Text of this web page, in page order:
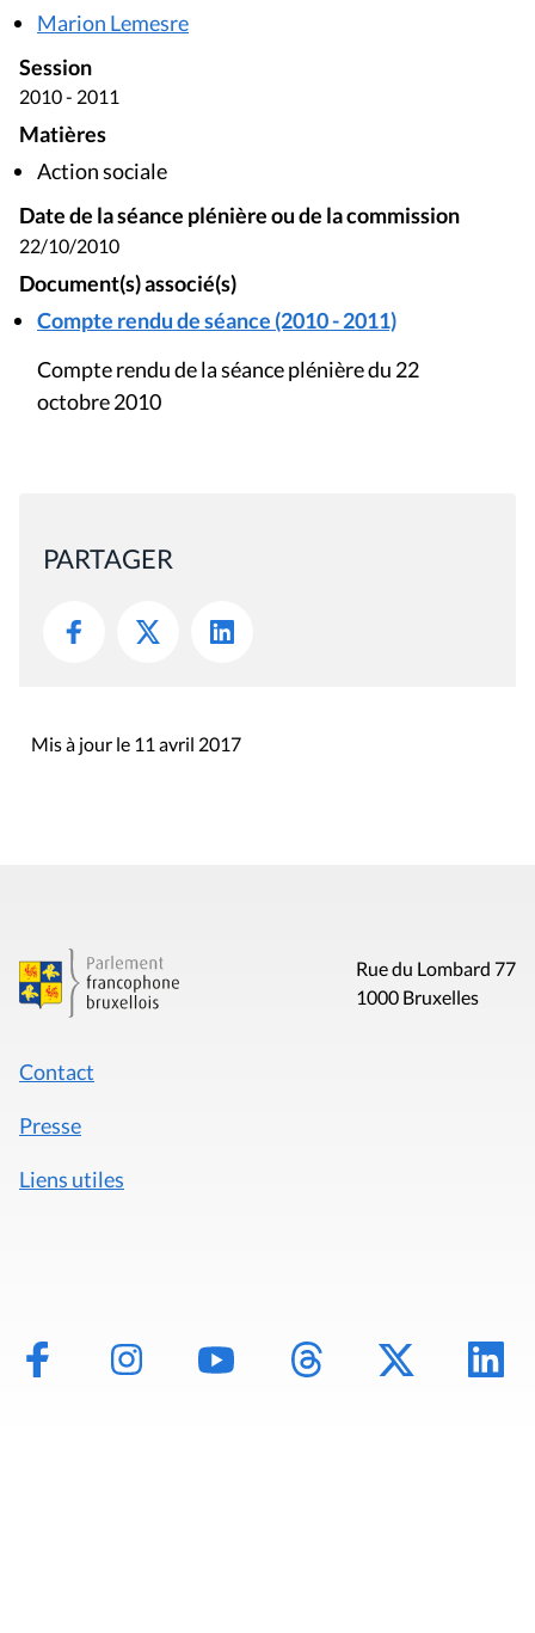
Marion Lemesre
Session
2010 - 2011
Matières
Action sociale
Date de la séance plénière ou de la commission
22/10/2010
Document(s) associé(s)
Compte rendu de séance (2010 - 2011)
Compte rendu de la séance plénière du 22
octobre 2010
PARTAGER
Mis à jour le 11 avril 2017
Rue du Lombard 77
1000 Bruxelles
Contact
Presse
Liens utiles